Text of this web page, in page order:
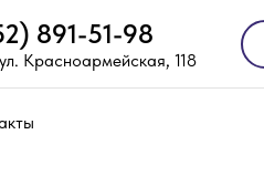
891-51-98
Красноармейская, 118